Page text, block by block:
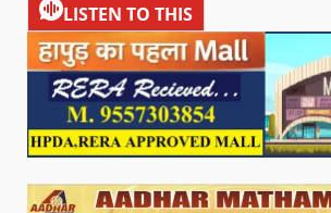
LISTEN TO THIS